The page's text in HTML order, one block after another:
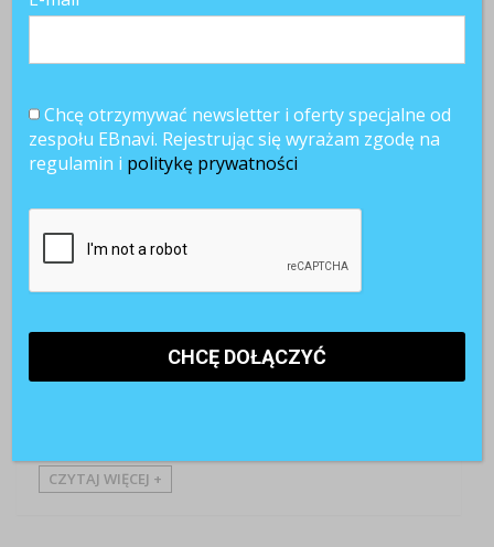
Bądź na bieżąco
Zainspiruj się
oznaczała całkowite zaburzenie równowagi między pracą a
życiem prywatnym. 86 proc. Polek pracujących w pełnym lub
CZYTAJ WIĘCEJ +
Chcę otrzymywać newsletter i oferty specjalne od
zespołu EBnavi. Rejestrując się wyrażam zgodę na
regulamin i politykę prywatności